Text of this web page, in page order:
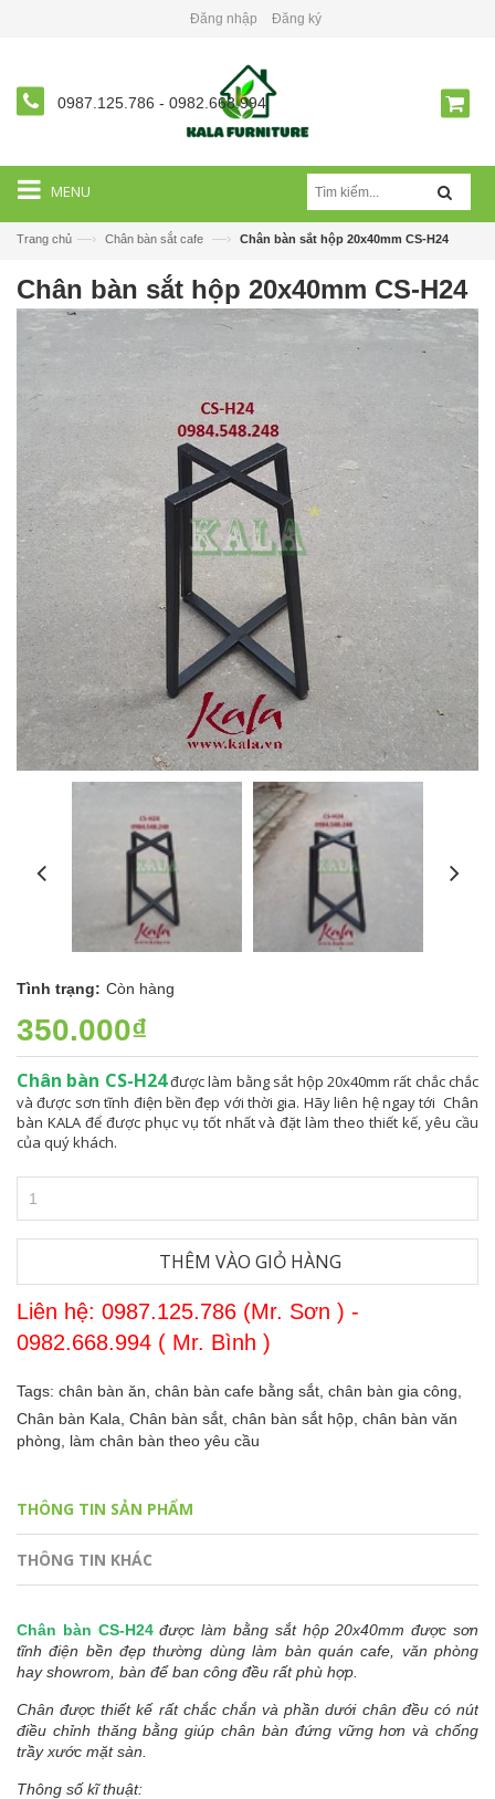
Đăng nhập Đăng ký
0987.125.786 - 0982.668.994
MENU
Trang chủ —› Chân bàn sắt cafe —› Chân bàn sắt hộp 20x40mm CS-H24
Chân bàn sắt hộp 20x40mm CS-H24
Tình trạng: Còn hàng
350.000₫
Chân bàn CS-H24được làm bằng sắt hộp 20x40mm rất chắc chắc
và được sơn tĩnh điện bền đẹp với thời gia. Hãy liên hệ ngay tới Chân
bàn KALA để được phục vụ tốt nhất và đặt làm theo thiết kế, yêu cầu
của quý khách.
THÊM VÀO GIỎ HÀNG
Liên hệ: 0987.125.786 (Mr. Sơn ) -
0982.668.994 ( Mr. Bình )
Tags: chân bàn ăn, chân bàn cafe bằng sắt, chân bàn gia công,
Chân bàn Kala, Chân bàn sắt, chân bàn sắt hộp, chân bàn văn
phòng, làm chân bàn theo yêu cầu
THÔNG TIN SẢN PHẨM
THÔNG TIN KHÁC
Chân bàn CS-H24 được làm bằng sắt hộp 20x40mm được sơn
tĩnh điện bền đẹp thường dùng làm bàn quán cafe, văn phòng
hay showrom, bàn để ban công đều rất phù hợp.
Chân được thiết kế rất chắc chắn và phần dưới chân đều có nút
điều chỉnh thăng bằng giúp chân bàn đứng vững hơn và chống
trầy xước mặt sàn.
Thông số kĩ thuật: